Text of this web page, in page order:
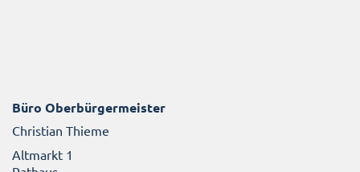
Büro Oberbürgermeister
Christian Thieme
Altmarkt 1